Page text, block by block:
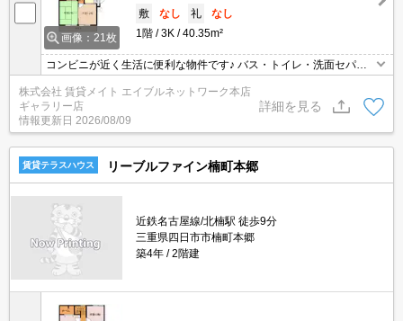
画像：21枚
敷
なし 礼
なし
1階
3K 40.35m²
コンビニが近く生活に便利な物件です♪ バス・トイレ・洗面セパレ
ートタイプです！お風呂をゆっくり使いたい方にオススメ★
株式会社 賃貸メイト エイブルネットワーク本店
ギャラリー店
情報更新日 2026/08/09
詳細を見る
賃貸テラスハウス リーブルファイン楠町本郷
近鉄名古屋線/北楠駅 徒歩9分
三重県四日市市楠町本郷
築4年
2階建